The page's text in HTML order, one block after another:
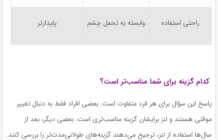
راحتی استفاده وابسته به تحمل چشم پایدارتر
کدام گزینه برای شما مناسب‌تر است؟
پاسخ این سؤال برای هر فرد متفاوت است. بعضی افراد فقط به دنبال تغییر
موقتی هستند و لنز برایشان گزینه مناسب‌تری است. بعضی دیگر، بعد از
سال‌ها استفاده از لنز، ترجیح می‌دهند گزینه‌های طولانی‌مدت‌تر را بررسی کنند.